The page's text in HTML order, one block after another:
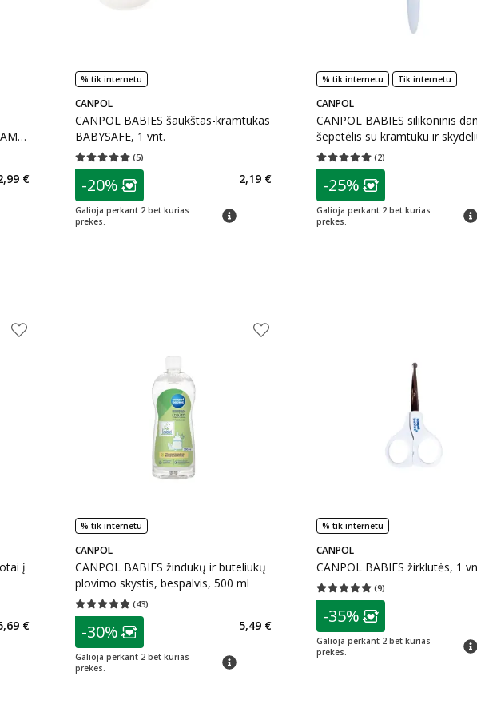
nuolaida:
€
% tik internetu
CANPOL
CANPOL BABIES šaukštas-kramtukas
BABYSAFE, 1 vnt.
(5)
Vidutinis įvertinimas 5.00
patarimas
Lojalumo klubo narių nuolaida:
-20%
Galioja perkant 2 bet kurias
prekes.
patarimas
2,19 €
% tik internetu Tik internetu
CANPOL
CANPOL BABIES silikoninis
šepetėlis su kramtuku ir
0 mėn., 51/500_blu, 1 vnt.
(2)
Vidutinis įvertinimas 5.00
patarimas
Lojalumo klubo
-25%
Galioja perkant 2 bet kurias
prekes.
į
nuolaida:
€
% tik internetu
CANPOL
CANPOL BABIES žindukų ir buteliukų
plovimo skystis, bespalvis, 500 ml
(43)
Vidutinis įvertinimas 4.86
patarimas
Lojalumo klubo narių nuolaida:
-30%
Galioja perkant 2 bet kurias
prekes.
patarimas
5,49 €
% tik internetu
CANPOL
CANPOL BABIES žirklutės, 1
(9)
Vidutinis įvertinimas 5.00
patarimas
Lojalumo klubo
-35%
Galioja perkant 2 bet kurias
prekes.